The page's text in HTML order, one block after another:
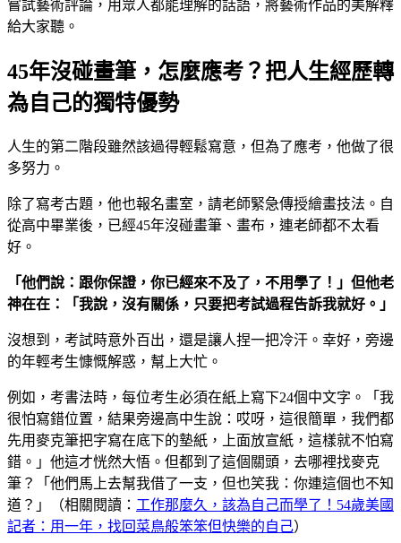
嘗試藝術評論，用眾人都能理解的話語，將藝術作品的美解釋
給大家聽。
45年沒碰畫筆，怎麼應考？把人生經歷轉
為自己的獨特優勢
人生的第二階段雖然該過得輕鬆寫意，但為了應考，他做了很
多努力。
除了寫考古題，他也報名畫室，請老師緊急傳授繪畫技法。自
從高中畢業後，已經45年沒碰畫筆、畫布，連老師都不太看
好。
「他們說：跟你保證，你已經來不及了，不用學了！」但他老
神在在：「我說，沒有關係，只要把考試過程告訴我就好。」
沒想到，考試時意外百出，還是讓人捏一把冷汗。幸好，旁邊
的年輕考生慷慨解惑，幫上大忙。
例如，考書法時，每位考生必須在紙上寫下24個中文字。「我
很怕寫錯位置，結果旁邊高中生說：哎呀，這很簡單，我們都
先用麥克筆把字寫在底下的墊紙，上面放宣紙，這樣就不怕寫
錯。」他這才恍然大悟。但都到了這個關頭，去哪裡找麥克
筆？「他們馬上去幫我借了一支，但也笑我：你連這個也不知
道？」（相關閱讀： 工作那麼久，該為自己而學了！54歲美國
記者：用一年，找回菜鳥般笨笨但快樂的自己）